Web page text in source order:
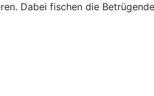
Dabei fischen die